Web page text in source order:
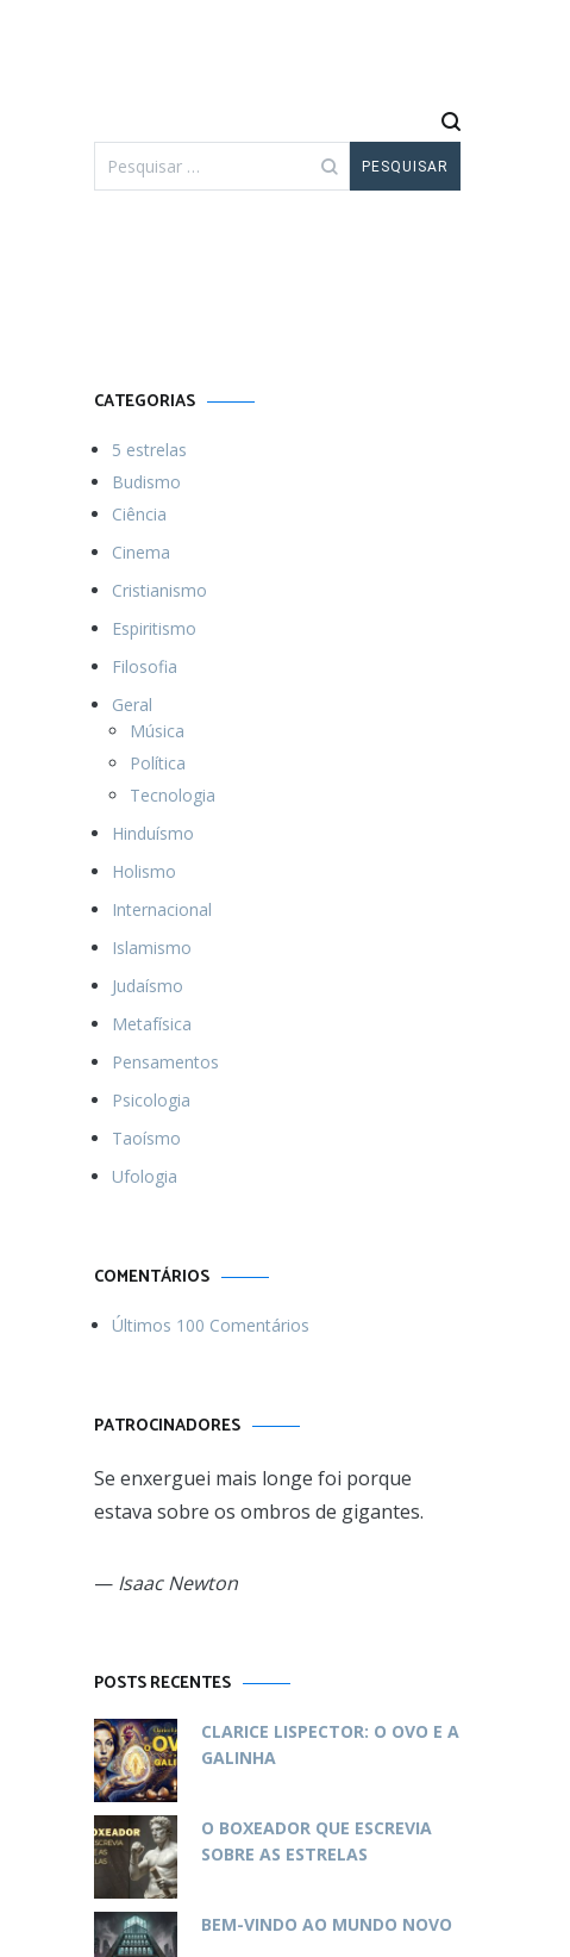
por:
CATEGORIAS
5 estrelas
Budismo
Ciência
Cinema
Cristianismo
Espiritismo
Filosofia
Geral
Música
Política
Tecnologia
Hinduísmo
Holismo
Internacional
Islamismo
Judaísmo
Metafísica
Pensamentos
Psicologia
Taoísmo
Ufologia
COMENTÁRIOS
Últimos 100 Comentários
PATROCINADORES
Se enxerguei mais longe foi porque
estava sobre os ombros de gigantes.
— Isaac Newton
POSTS RECENTES
CLARICE LISPECTOR: O OVO E A
GALINHA
O BOXEADOR QUE ESCREVIA
SOBRE AS ESTRELAS
BEM-VINDO AO MUNDO NOVO